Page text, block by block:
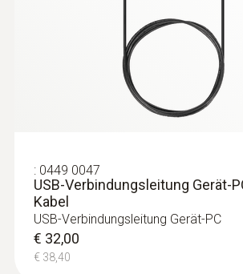
: 0449 0047
USB-Verbindungsleitung Gerät-
Kabel
USB-Verbindungsleitung Gerät-PC
€ 32,00
€ 38,40